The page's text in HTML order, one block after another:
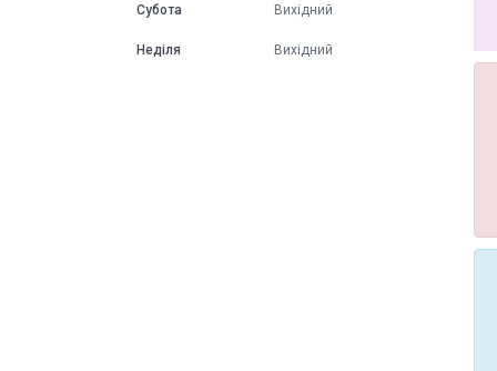
Субота Вихідний
Неділя Вихідний